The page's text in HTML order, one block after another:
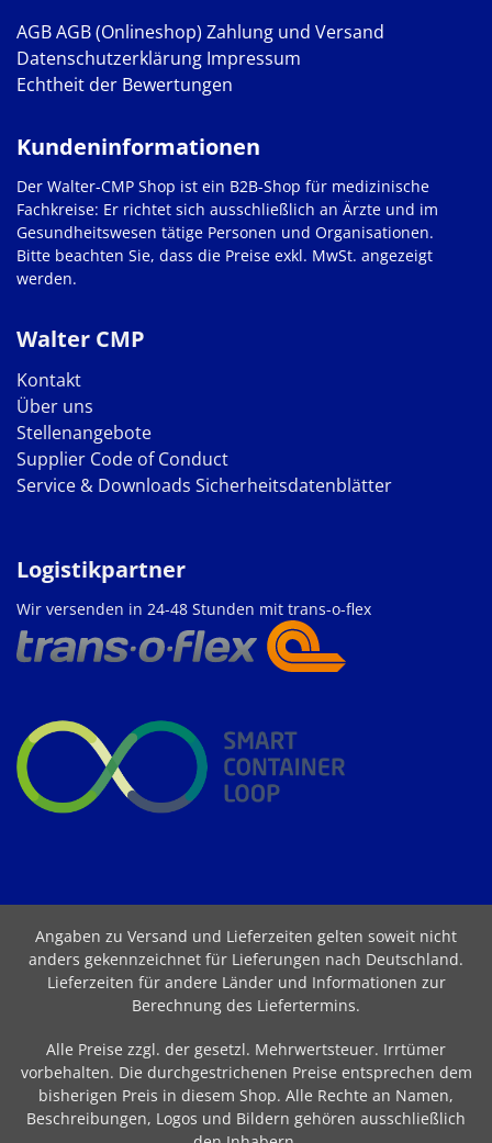
AGBAGB (Onlineshop) Zahlung und Versand
Datenschutzerklärung Impressum
Echtheit der Bewertungen
Walter CMP
Kontakt
Über uns
Stellenangebote
Supplier Code of Conduct
Service & Downloads Sicherheitsdatenblätter
Kundeninformationen
Der Walter-CMP Shop ist ein B2B-Shop für medizinische
Fachkreise: Er richtet sich ausschließlich an Ärzte und im
Gesundheitswesen tätige Personen und Organisationen.
Bitte beachten Sie, dass die Preise exkl. MwSt. angezeigt
werden.
Logistikpartner
Wir versenden in 24-48 Stunden mit trans-o-flex
Angaben zu Versand und Lieferzeiten gelten soweit nicht
anders gekennzeichnet für Lieferungen nach Deutschland.
Lieferzeiten für andere Länder und Informationen zur
Berechnung des Liefertermins.
Alle Preise zzgl. der gesetzl. Mehrwertsteuer. Irrtümer
vorbehalten. Die durchgestrichenen Preise entsprechen dem
bisherigen Preis in diesem Shop. Alle Rechte an Namen,
Beschreibungen, Logos und Bildern gehören ausschließlich